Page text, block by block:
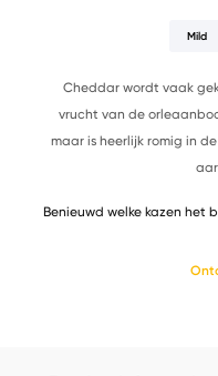
Mild
Cheddar wordt vaak
vrucht van de
maar is heerlijk romig in
Benieuwd welke kazen het